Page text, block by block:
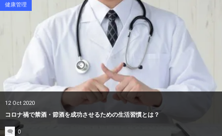
健康管理
12 Oct 2020
コロナ禍で禁酒・節酒を成功させるための生活習慣とは？
0
ウィスキー
クラフトジン